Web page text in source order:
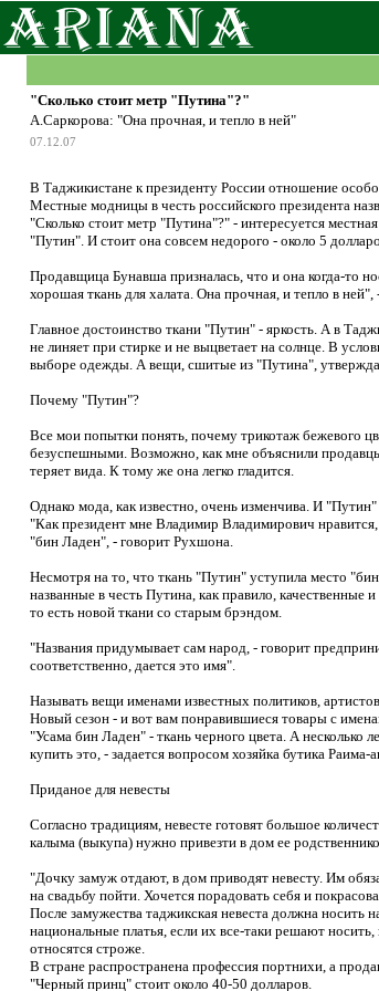
"Сколько стоит метр "Путина"?"
А.Саркорова: "Она прочная, и тепло в ней"
07.12.07
В Таджикистане к президенту России отношение
Местные модницы в честь российского президента
"Сколько стоит метр "Путина"?" - интересуется
"Путин". И стоит она совсем недорого - около 5
Продавщица Бунавша призналась, что и она когда-то
хорошая ткань для халата. Она прочная, и тепло в
Главное достоинство ткани "Путин" - яркость. А в
не линяет при стирке и не выцветает на солнце. В
выборе одежды. А вещи, сшитые из "Путина",
Почему "Путин"?
Все мои попытки понять, почему трикотаж бежевого
безуспешными. Возможно, как мне объяснили
теряет вида. К тому же она легко гладится.
Однако мода, как известно, очень изменчива. И
"Как президент мне Владимир Владимирович
"бин Ладен", - говорит Рухшона.
Несмотря на то, что ткань "Путин" уступила место
названные в честь Путина, как правило,
то есть новой ткани со старым брэндом.
"Названия придумывает сам народ, - говорит
соответственно, дается это имя".
Называть вещи именами известных политиков,
Новый сезон - и вот вам понравившиеся товары с
"Усама бин Ладен" - ткань черного цвета. А несколько
купить это, - задается вопросом хозяйка бутика Раима-
Приданое для невесты
Согласно традициям, невесте готовят большое
калыма (выкупа) нужно привезти в дом ее
"Дочку замуж отдают, в дом приводят невесту. Им
на свадьбу пойти. Хочется порадовать себя и
После замужества таджикская невеста должна
национальные платья, если их все-таки решают
относятся строже.
В стране распространена профессия портнихи, а
"Черный принц" стоит около 40-50 долларов.